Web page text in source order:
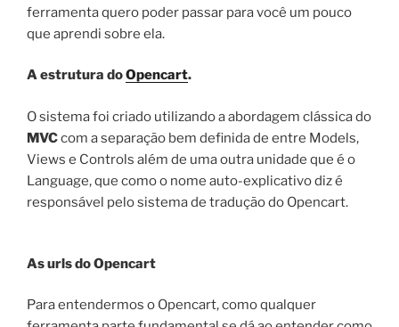
ferramenta quero poder passar para você um pouco
que aprendi sobre ela.
A estrutura doOpencart.
O sistema foi criado utilizando a abordagem clássica do
MVCcom a separação bem definida de entre Models,
Views e Controls além de uma outra unidade que é o
Language, que como o nome auto-explicativo diz é
responsável pelo sistema de tradução do Opencart.
As urls do Opencart
Para entendermos o Opencart, como qualquer